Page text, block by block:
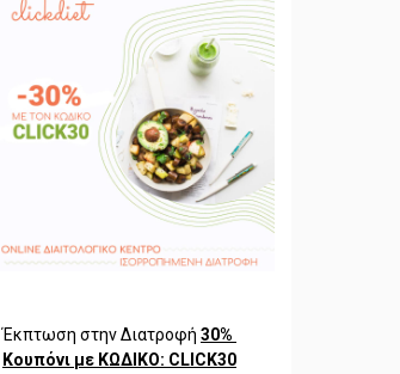
Έκπτωση στην Διατροφή 30%
Koυπόνι με ΚΩΔΙΚΟ: CLICK30